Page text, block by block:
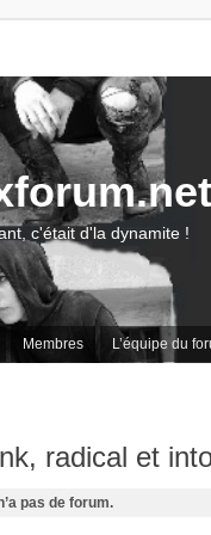
Membres L’équipe du
c'était d'la dynamite !
radical et
pas de forum.